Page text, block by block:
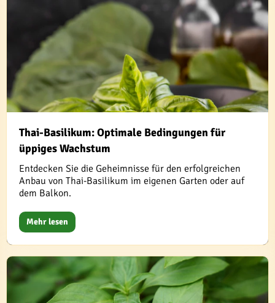
Thai-Basilikum: Optimale Bedingungen für
üppiges Wachstum
Entdecken Sie die Geheimnisse für den erfolgreichen
Anbau von Thai-Basilikum im eigenen Garten oder auf
dem Balkon.
Mehr lesen